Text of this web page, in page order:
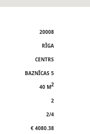
20008
RĪGA
CENTRS
BAZNĪCAS 5
40 M2
2
2/4
€ 4080.38